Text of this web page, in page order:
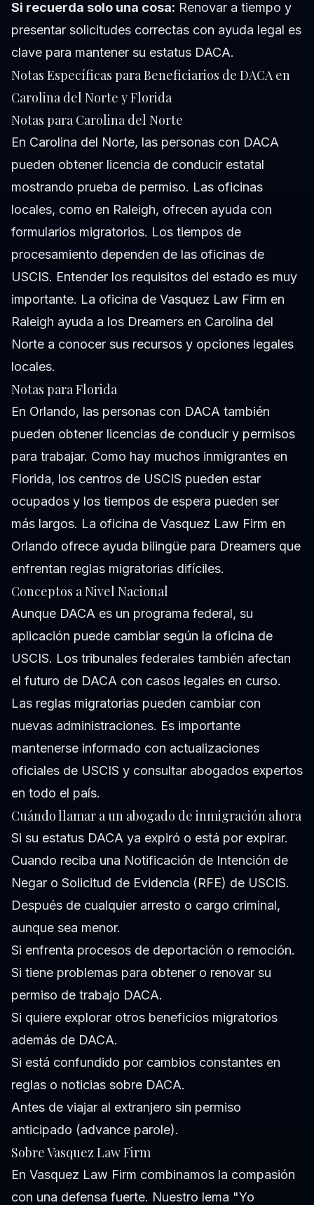
Si recuerda solo una cosa: Renovar a tiempo y
presentar solicitudes correctas con ayuda legal es
clave para mantener su estatus DACA.
Notas Específicas para Beneficiarios de DACA en
Carolina del Norte y Florida
Notas para Carolina del Norte
En Carolina del Norte, las personas con DACA
pueden obtener licencia de conducir estatal
mostrando prueba de permiso. Las oficinas
locales, como en Raleigh, ofrecen ayuda con
formularios migratorios. Los tiempos de
procesamiento dependen de las oficinas de
USCIS. Entender los requisitos del estado es muy
importante. La oficina de Vasquez Law Firm en
Raleigh ayuda a los Dreamers en Carolina del
Norte a conocer sus recursos y opciones legales
locales.
Notas para Florida
En Orlando, las personas con DACA también
pueden obtener licencias de conducir y permisos
para trabajar. Como hay muchos inmigrantes en
Florida, los centros de USCIS pueden estar
ocupados y los tiempos de espera pueden ser
más largos. La oficina de Vasquez Law Firm en
Orlando ofrece ayuda bilingüe para Dreamers que
enfrentan reglas migratorias difíciles.
Conceptos a Nivel Nacional
Aunque DACA es un programa federal, su
aplicación puede cambiar según la oficina de
USCIS. Los tribunales federales también afectan
el futuro de DACA con casos legales en curso.
Las reglas migratorias pueden cambiar con
nuevas administraciones. Es importante
mantenerse informado con actualizaciones
oficiales de USCIS y consultar abogados expertos
en todo el país.
Cuándo llamar a un abogado de inmigración ahora
Si su estatus DACA ya expiró o está por expirar.
Cuando reciba una Notificación de Intención de
Negar o Solicitud de Evidencia (RFE) de USCIS.
Después de cualquier arresto o cargo criminal,
aunque sea menor.
Si enfrenta procesos de deportación o remoción.
Si tiene problemas para obtener o renovar su
permiso de trabajo DACA.
Si quiere explorar otros beneficios migratorios
además de DACA.
Si está confundido por cambios constantes en
reglas o noticias sobre DACA.
Antes de viajar al extranjero sin permiso
anticipado (advance parole).
Sobre Vasquez Law Firm
En Vasquez Law Firm combinamos la compasión
con una defensa fuerte. Nuestro lema "Yo